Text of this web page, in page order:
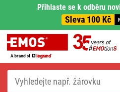
Přihlaste se k odběru
Sleva 100 Kč
Hledat